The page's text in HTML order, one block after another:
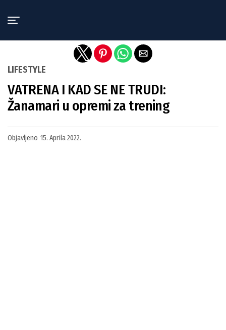
LIFESTYLE
VATRENA I KAD SE NE TRUDI:
Žanamari u opremi za trening
Objavljeno 15. Aprila 2022.